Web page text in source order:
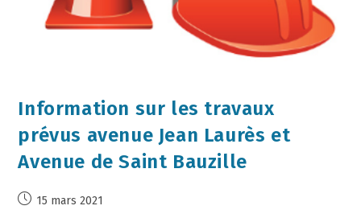
Information sur les travaux
prévus avenue Jean Laurès et
Avenue de Saint Bauzille
15 mars 2021